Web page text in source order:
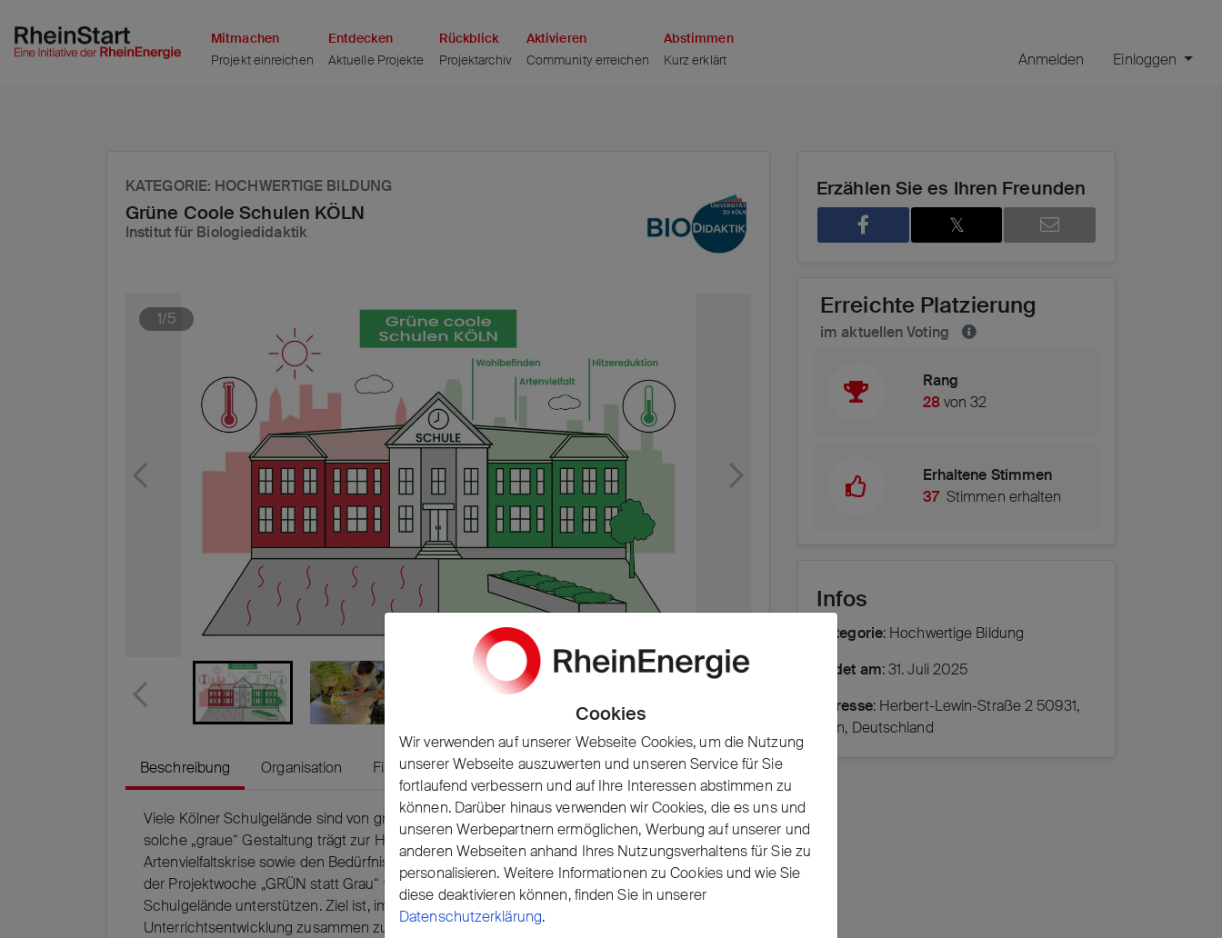
Seite
Cookies
Wir verwenden auf unserer Webseite Cookies, um die Nutzung
unserer Webseite auszuwerten und unseren Service für Sie
fortlaufend verbessern und auf Ihre Interessen abstimmen zu
können. Darüber hinaus verwenden wir Cookies, die es uns und
unseren Werbepartnern ermöglichen, Werbung auf unserer und
anderen Webseiten anhand Ihres Nutzungsverhaltens für Sie zu
personalisieren. Weitere Informationen zu Cookies und wie Sie
diese deaktivieren können, finden Sie in unserer
Datenschutzerklärung.
Mitmachen
Projekt einreichen
Entdecken
Aktuelle Projekte
Rückblick
Projektarchiv
Aktivieren
Community erreichen
Abstimmen
Kurz erklärt
Anmelden Einloggen
KATEGORIE: HOCHWERTIGE BILDUNG
Grüne Coole Schulen KÖLN
Institut für Biologiedidaktik
1/5
Beschreibung Organisation Finanzierungsbedarf
Viele Kölner Schulgelände sind von großen Beton- und Asphaltflächen bestimmt. Eine
solche „graue“ Gestaltung trägt zur Hitzeproblematik bei und wird der Klima- und
Artenvielfaltskrise sowie den Bedürfnissen von Kindern und Jugendlichen nicht gerecht. Mit
der Projektwoche „GRÜN statt Grau“ wollen wir Schulen auf dem Weg zum zukunftsfähigen
Schulgelände unterstützen. Ziel ist, im Sinne der BNE die Schul- und
Unterrichtsentwicklung zusammen zu denken: Anhand von Experimente-Stationen lernen
Erzählen Sie es Ihren Freunden
𝕏
Erreichte Platzierung
im aktuellen Voting
Rang
28von 32
Erhaltene Stimmen
37 Stimmen erhalten
Infos
Kategorie: Hochwertige Bildung
Endet am: 31. Juli 2025
Adresse: Herbert-Lewin-Straße 2 50931,
Köln, Deutschland